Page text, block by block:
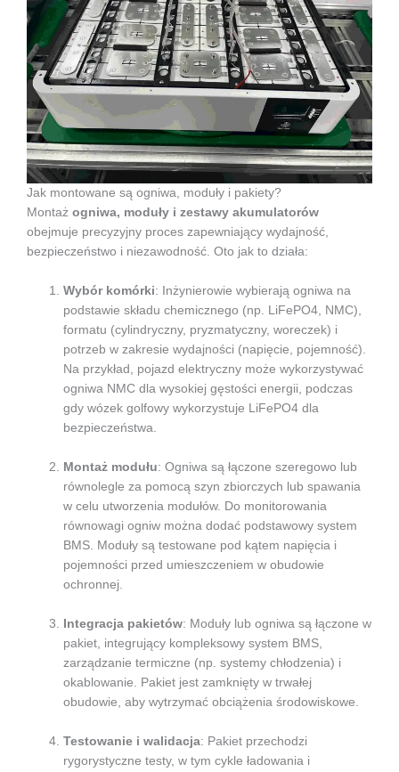
Jak montowane są ogniwa, moduły i pakiety?
Montaż ogniwa, moduły i zestawy akumulatorów
obejmuje precyzyjny proces zapewniający wydajność,
bezpieczeństwo i niezawodność. Oto jak to działa:
Wybór komórki: Inżynierowie wybierają ogniwa na
podstawie składu chemicznego (np. LiFePO4, NMC),
formatu (cylindryczny, pryzmatyczny, woreczek) i
potrzeb w zakresie wydajności (napięcie, pojemność).
Na przykład, pojazd elektryczny może wykorzystywać
ogniwa NMC dla wysokiej gęstości energii, podczas
gdy wózek golfowy wykorzystuje LiFePO4 dla
bezpieczeństwa.
Montaż modułu: Ogniwa są łączone szeregowo lub
równolegle za pomocą szyn zbiorczych lub spawania
w celu utworzenia modułów. Do monitorowania
równowagi ogniw można dodać podstawowy system
BMS. Moduły są testowane pod kątem napięcia i
pojemności przed umieszczeniem w obudowie
ochronnej.
Integracja pakietów: Moduły lub ogniwa są łączone w
pakiet, integrujący kompleksowy system BMS,
zarządzanie termiczne (np. systemy chłodzenia) i
okablowanie. Pakiet jest zamknięty w trwałej
obudowie, aby wytrzymać obciążenia środowiskowe.
Testowanie i walidacja: Pakiet przechodzi
rygorystyczne testy, w tym cykle ładowania i